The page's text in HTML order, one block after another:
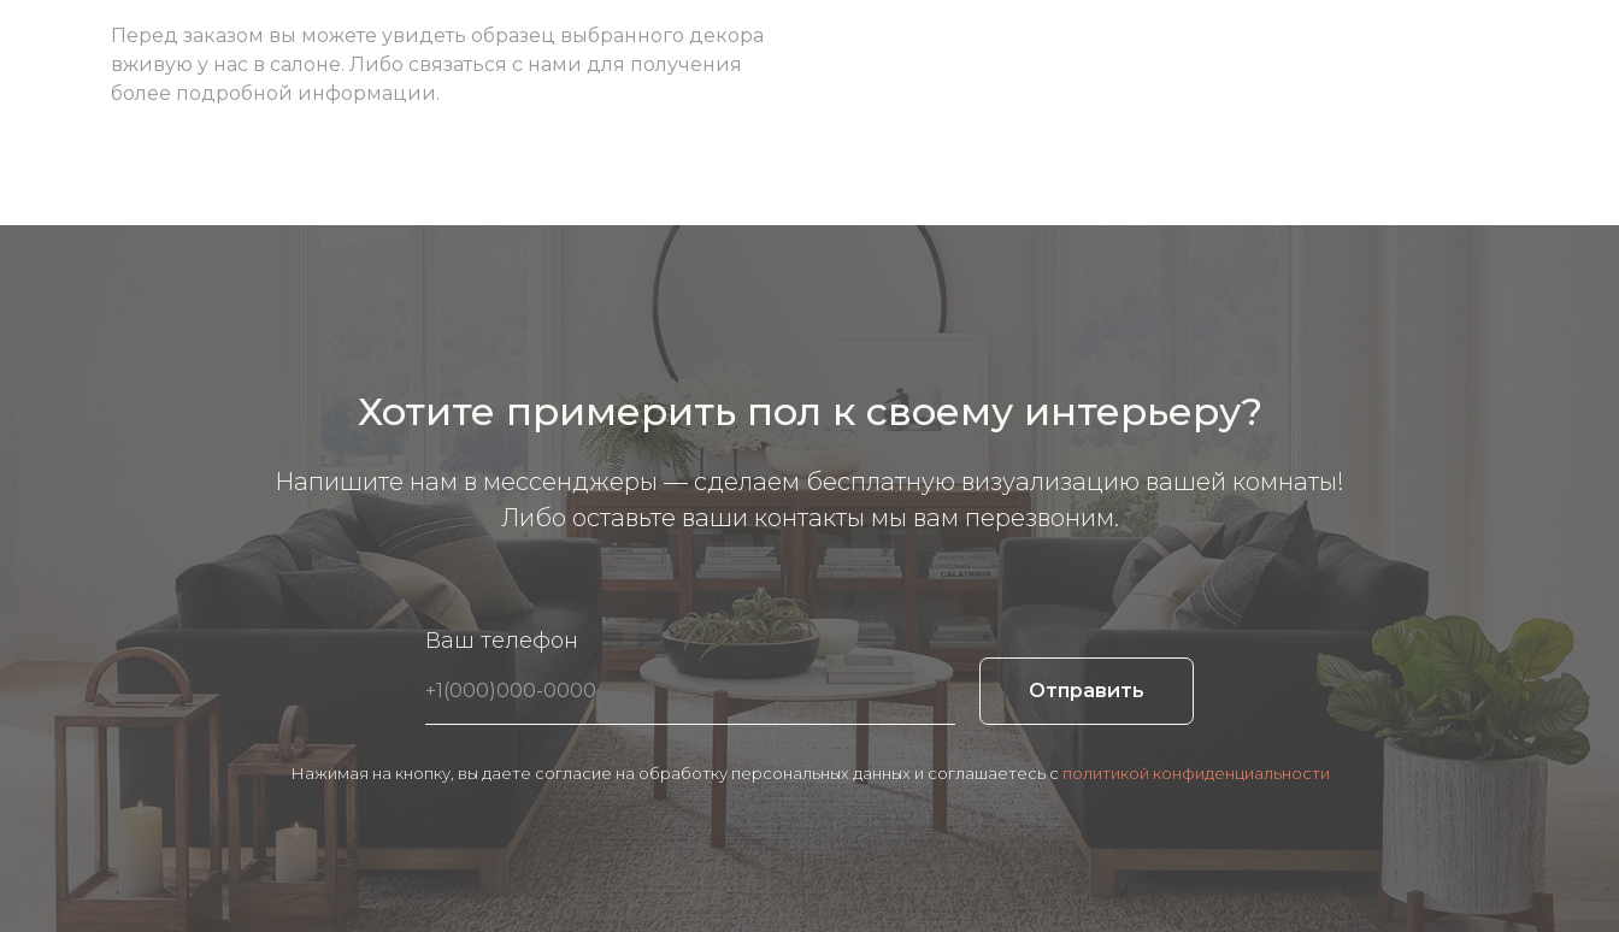
Перед заказом вы можете увидеть образец выбранного декора
вживую у нас в салоне. Либо связаться с нами для получения
более подробной информации.
Хотите примерить пол к своему интерьеру?
Напишите нам в мессенджеры — сделаем бесплатную визуализацию вашей комнаты!
Либо оставьте ваши контакты мы вам перезвоним.
Ваш телефон
Отправить
Нажимая на кнопку, вы даете согласие на обработку персональных данных и соглашаетесь c политикой конфиденциальности